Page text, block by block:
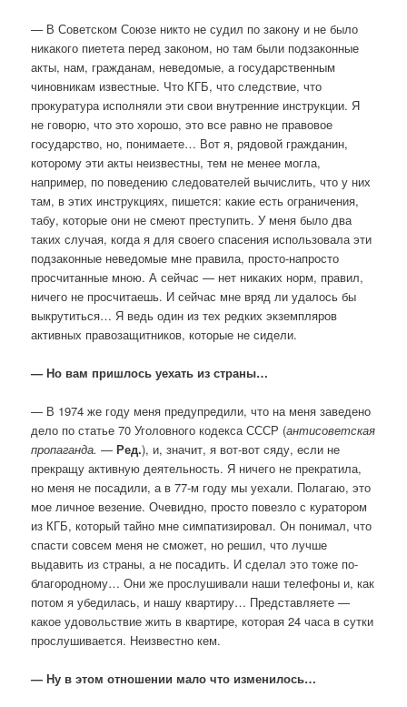
— В Советском Союзе никто не судил по закону и не было
никакого пиетета перед законом, но там были подзаконные
акты, нам, гражданам, неведомые, а государственным
чиновникам известные. Что КГБ, что следствие, что
прокуратура исполняли эти свои внутренние инструкции. Я
не говорю, что это хорошо, это все равно не правовое
государство, но, понимаете… Вот я, рядовой гражданин,
которому эти акты неизвестны, тем не менее могла,
например, по поведению следователей вычислить, что у них
там, в этих инструкциях, пишется: какие есть ограничения,
табу, которые они не смеют преступить. У меня было два
таких случая, когда я для своего спасения использовала эти
подзаконные неведомые мне правила, просто-напросто
просчитанные мною. А сейчас — нет никаких норм, правил,
ничего не просчитаешь. И сейчас мне вряд ли удалось бы
выкрутиться… Я ведь один из тех редких экземпляров
активных правозащитников, которые не сидели.
— Но вам пришлось уехать из страны…
— В 1974 же году меня предупредили, что на меня заведено
дело по статье 70 Уголовного кодекса СССР (антисоветская
пропаганда.—Ред.), и, значит, я вот-вот сяду, если не
прекращу активную деятельность. Я ничего не прекратила,
но меня не посадили, а в 77-м году мы уехали. Полагаю, это
мое личное везение. Очевидно, просто повезло с куратором
из КГБ, который тайно мне симпатизировал. Он понимал, что
спасти совсем меня не сможет, но решил, что лучше
выдавить из страны, а не посадить. И сделал это тоже по-
благородному… Они же прослушивали наши телефоны и, как
потом я убедилась, и нашу квартиру… Представляете —
какое удовольствие жить в квартире, которая 24 часа в сутки
прослушивается. Неизвестно кем.
— Ну в этом отношении мало что изменилось…